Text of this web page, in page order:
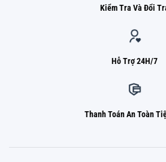
Kiểm Tra Và Đổi
Hỗ Trợ 24H/7
Thanh Toán An Toàn